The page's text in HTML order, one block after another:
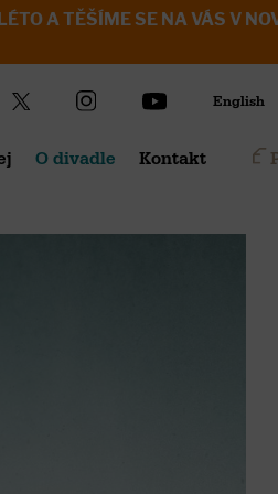
A TĚŠÍME SE NA VÁS V
English
O divadle Kontakt